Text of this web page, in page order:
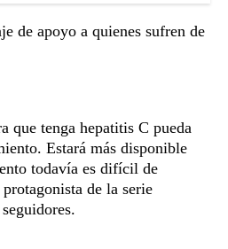
de apoyo a quienes sufren de
que tenga hepatitis C pueda
Estará más disponible
todavía es difícil de
de la serie